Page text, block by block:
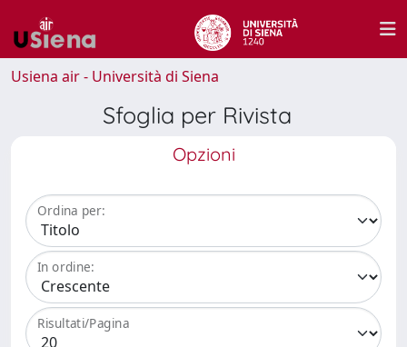
Usiena air - Università di Siena
Sfoglia per Rivista
Opzioni
Ordina per:
In ordine:
Risultati/Pagina